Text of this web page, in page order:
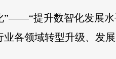
提升数智化发展水
各领域转型升级、发展